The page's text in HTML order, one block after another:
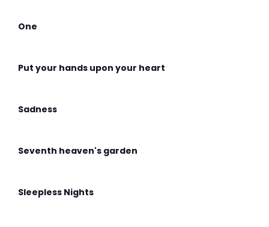
One
Put your hands upon your heart
Sadness
Seventh heaven's garden
Sleepless Nights